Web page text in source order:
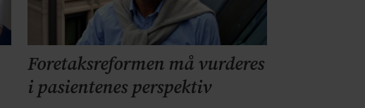
Foretaksreformen må vurderes
i pasientenes perspektiv